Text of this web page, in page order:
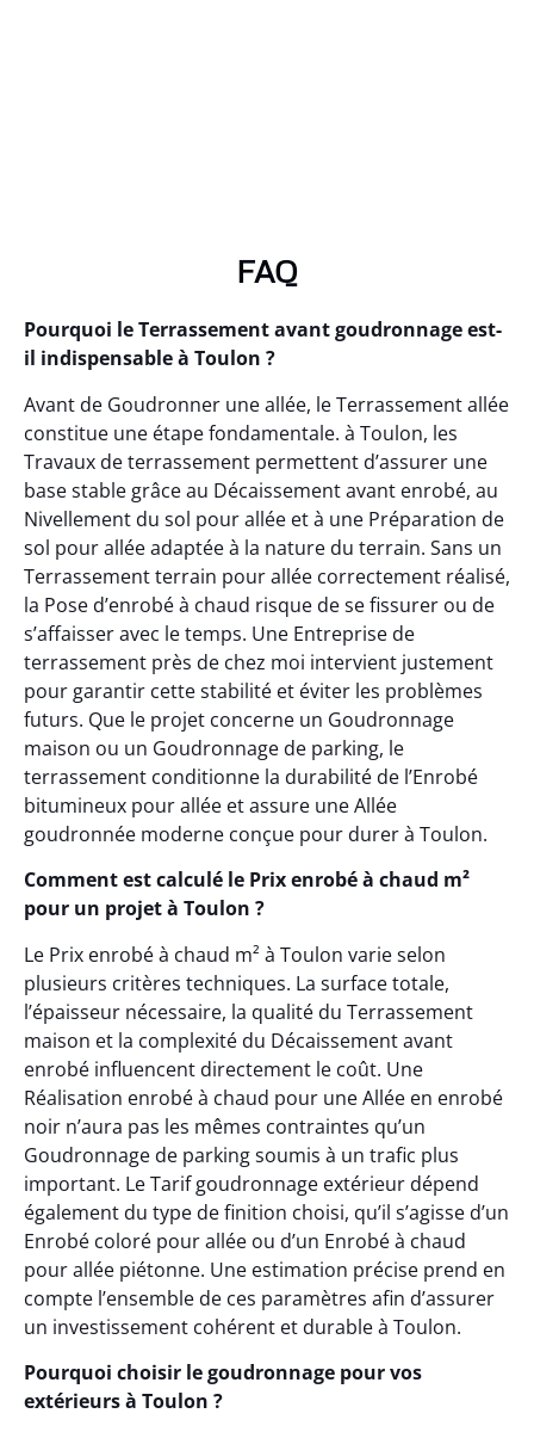
FAQ
Pourquoi le Terrassement avant goudronnage est-
il indispensable à Toulon ?
Avant de Goudronner une allée, le Terrassement allée
constitue une étape fondamentale. à Toulon, les
Travaux de terrassement permettent d’assurer une
base stable grâce au Décaissement avant enrobé, au
Nivellement du sol pour allée et à une Préparation de
sol pour allée adaptée à la nature du terrain. Sans un
Terrassement terrain pour allée correctement réalisé,
la Pose d’enrobé à chaud risque de se fissurer ou de
s’affaisser avec le temps. Une Entreprise de
terrassement près de chez moi intervient justement
pour garantir cette stabilité et éviter les problèmes
futurs. Que le projet concerne un Goudronnage
maison ou un Goudronnage de parking, le
terrassement conditionne la durabilité de l’Enrobé
bitumineux pour allée et assure une Allée
goudronnée moderne conçue pour durer à Toulon.
Comment est calculé le Prix enrobé à chaud m²
pour un projet à Toulon ?
Le Prix enrobé à chaud m² à Toulon varie selon
plusieurs critères techniques. La surface totale,
l’épaisseur nécessaire, la qualité du Terrassement
maison et la complexité du Décaissement avant
enrobé influencent directement le coût. Une
Réalisation enrobé à chaud pour une Allée en enrobé
noir n’aura pas les mêmes contraintes qu’un
Goudronnage de parking soumis à un trafic plus
important. Le Tarif goudronnage extérieur dépend
également du type de finition choisi, qu’il s’agisse d’un
Enrobé coloré pour allée ou d’un Enrobé à chaud
pour allée piétonne. Une estimation précise prend en
compte l’ensemble de ces paramètres afin d’assurer
un investissement cohérent et durable à Toulon.
Pourquoi choisir le goudronnage pour vos
extérieurs à Toulon ?